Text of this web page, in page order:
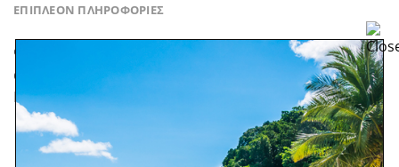
ΕΠΙΠΛΈΟΝ ΠΛΗΡΟΦΟΡΊΕΣ
Φόρεμα βάπτισης με γαλλική δαντέλα σαντιγύ σε
απόχρωση ιβουάρ, με ιδιαίτερο κόψιμο στους ώμους.
Για μία αριστοκρατική εμφάνιση στη βάπτιση.